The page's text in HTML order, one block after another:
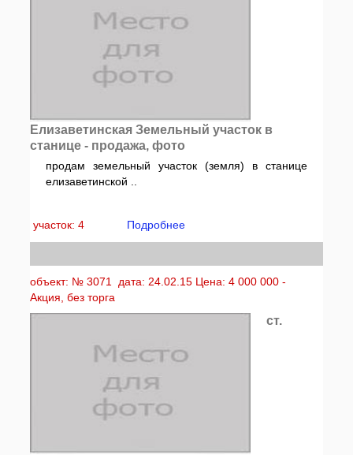
Елизаветинская Земельный участок в
станице - продажа, фото
продам земельный участок (земля) в станице
елизаветинской ..
участок: 4 Подробнее
объект: № 3071 дата: 24.02.15 Цена: 4 000 000 -
Акция, без торга
ст.